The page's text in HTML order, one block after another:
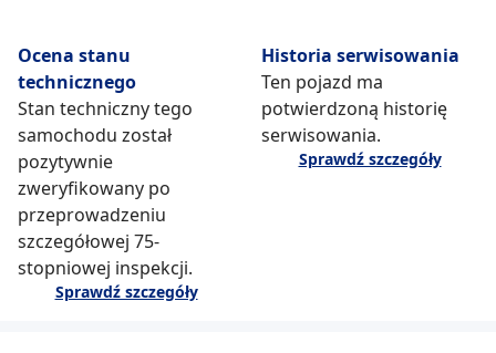
Ocena stanu
technicznego
Stan techniczny tego
samochodu został
pozytywnie
zweryfikowany po
przeprowadzeniu
szczegółowej 75-
stopniowej inspekcji.
Sprawdź szczegóły
Historia serwisowania
Ten pojazd ma
potwierdzoną historię
serwisowania.
Sprawdź szczegóły